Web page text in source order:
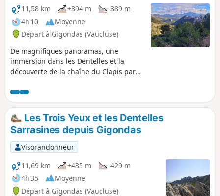
11,58 km
+394 m
-389 m
4h 10
Moyenne
Départ à Gigondas (Vaucluse)
De magnifiques panoramas, une
immersion dans les Dentelles et la
découverte de la chaîne du Clapis par
particulière. On chemine sur des pistes
et des sentes forestières, souvent à
l'ombre des pins et des chênes. Le
retour par le haut du village est
l'occasion de découvrir des restes de
fortifications intéressantes.
Les Trois Yeux et les Dentelles
Sarrasines depuis Gigondas
Visorandonneur
11,69 km
+435 m
-429 m
4h 35
Moyenne
Départ à Gigondas (Vaucluse)